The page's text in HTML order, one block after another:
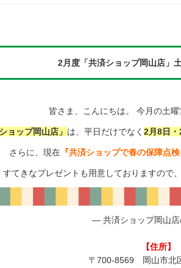
2月度「共済ショップ岡山店」
皆さま、こんにちは。 今月の土
ョップ岡山店」 は、平日だけでなく 2月8日・
さらに、現在 『共済ショップで春の保障点
すてきなプレゼントも用意しておりますので
― 共済ショップ岡山
【住所】
〒700-8569 岡山市北